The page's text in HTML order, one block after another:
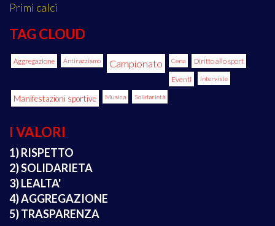
Primi calci
TAG CLOUD
Aggregazione Antirazzismo Campionato Cena Diritto allo sport
Eventi Interviste
Manifestazioni sportive Musica Solidarietà
I VALORI
1) RISPETTO
2) SOLIDARIETA
3) LEALTA'
4) AGGREGAZIONE
5) TRASPARENZA